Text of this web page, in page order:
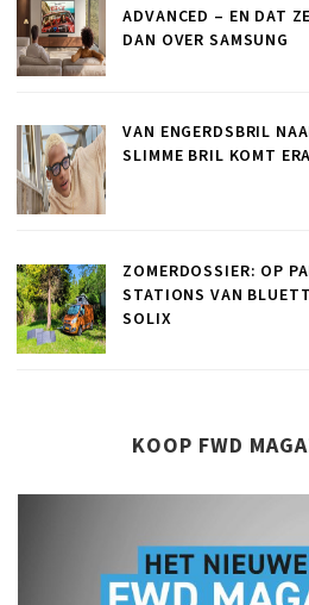
ADVANCED – EN DAT
DAN OVER SAMSUNG
VAN ENGERDSBRIL
SLIMME BRIL KOMT
ZOMERDOSSIER: OP
STATIONS VAN
SOLIX
KOOP FWD